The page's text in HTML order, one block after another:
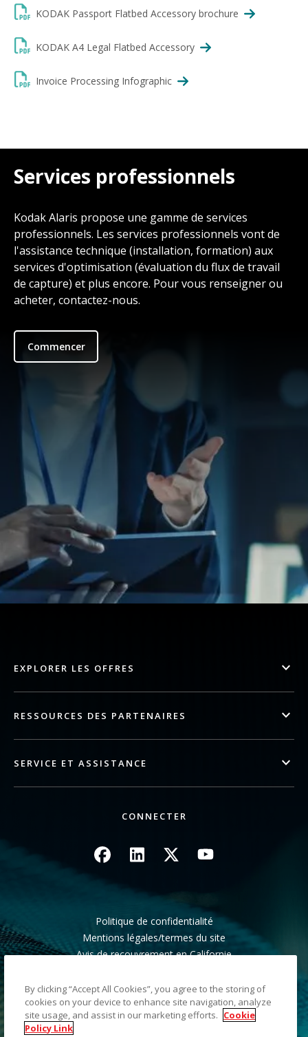
KODAK Passport Flatbed Accessory brochure
KODAK A4 Legal Flatbed Accessory
Invoice Processing Infographic
Services professionnels
Kodak Alaris propose une gamme de services
professionnels. Les services professionnels vont de
l'assistance technique (installation, formation) aux
services d'optimisation (évaluation du flux de travail
de capture) et plus encore. Pour vous renseigner ou
acheter, contactez-nous.
Commencer
EXPLORER LES OFFRES
RESSOURCES DES PARTENAIRES
SERVICE ET ASSISTANCE
CONNECTER
Image Image Image Image
Politique de confidentialité
Mentions légales/termes du site
Avis de recouvrement en Californie
Plan du site
©2026 Kodak Alaris LLC TM/MC/MR : Alaris, ScanMate.
By clicking “Accept All Cookies”, you agree to the storing of
cookies on your device to enhance site navigation, analyze
site usage, and assist in our marketing efforts. Cookie
Policy Link